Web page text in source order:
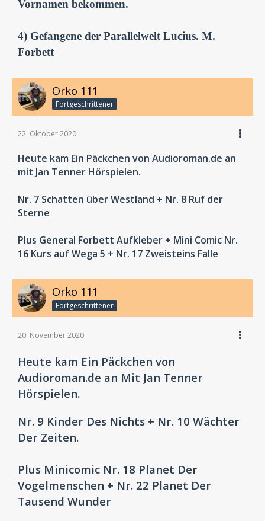
Vornamen bekommen.
4) Gefangene der Parallelwelt Lucius. M.
Forbett
Orko 111
Fortgeschrittener
22. Oktober 2020
Heute kam Ein Päckchen von Audioroman.de an
mit Jan Tenner Hörspielen.
Nr. 7 Schatten über Westland + Nr. 8 Ruf der
Sterne
Plus General Forbett Aufkleber + Mini Comic Nr.
16 Kurs auf Wega 5 + Nr. 17 Zweisteins Falle
Orko 111
Fortgeschrittener
20. November 2020
Heute kam Ein Päckchen von
Audioroman.de an Mit Jan Tenner
Hörspielen.
Nr. 9 Kinder Des Nichts + Nr. 10 Wächter
Der Zeiten.
Plus Minicomic Nr. 18 Planet Der
Vogelmenschen + Nr. 22 Planet Der
Tausend Wunder